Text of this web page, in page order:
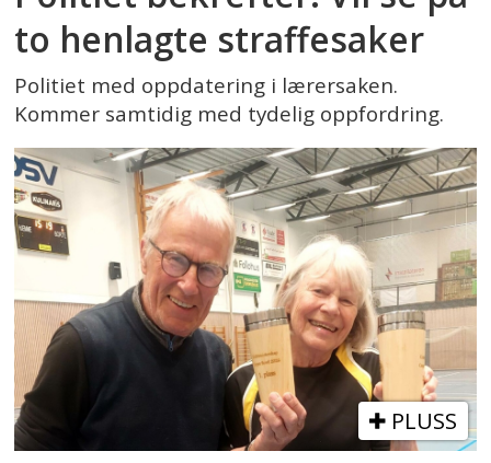
to henlagte straffesaker
Politiet med oppdatering i lærersaken.
Kommer samtidig med tydelig oppfordring.
PLUSS